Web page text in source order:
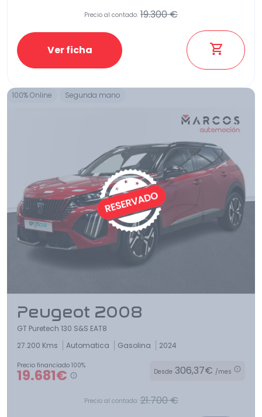
Precio al contado: 19.300 €
Ver ficha
100% Online Segunda mano
Peugeot 2008
GT Puretech 130 S&S EAT8
27.200 Kms
Automatica Gasolina 2024
Precio financiado 100%
19.681€ Desde 306,37€ /mes
Precio al contado: 21.700 €